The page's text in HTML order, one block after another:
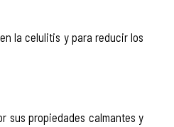
la celulitis y para reducir los
sus propiedades calmantes y